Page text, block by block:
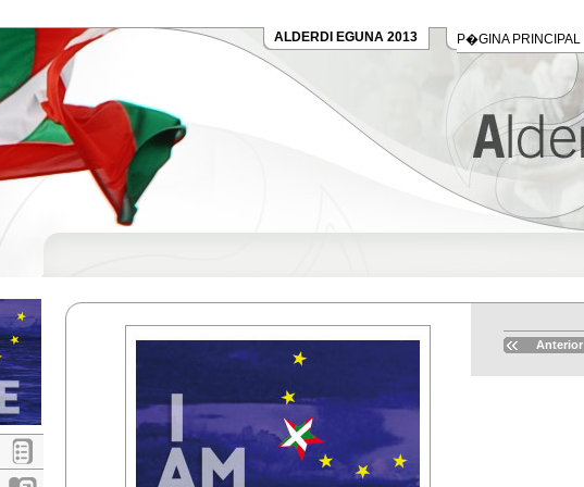
P�GINA PRINCIPAL
ALDERDI EGUNA 2013
Anterior